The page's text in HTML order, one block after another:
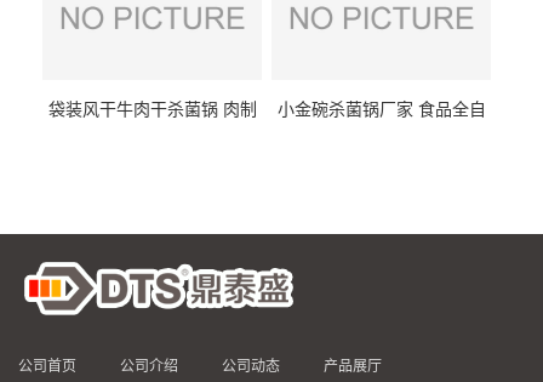
袋装风干牛肉干杀菌锅 肉制
小金碗杀菌锅厂家 食品全自
公司首页 公司介绍 公司动态 产品展厅